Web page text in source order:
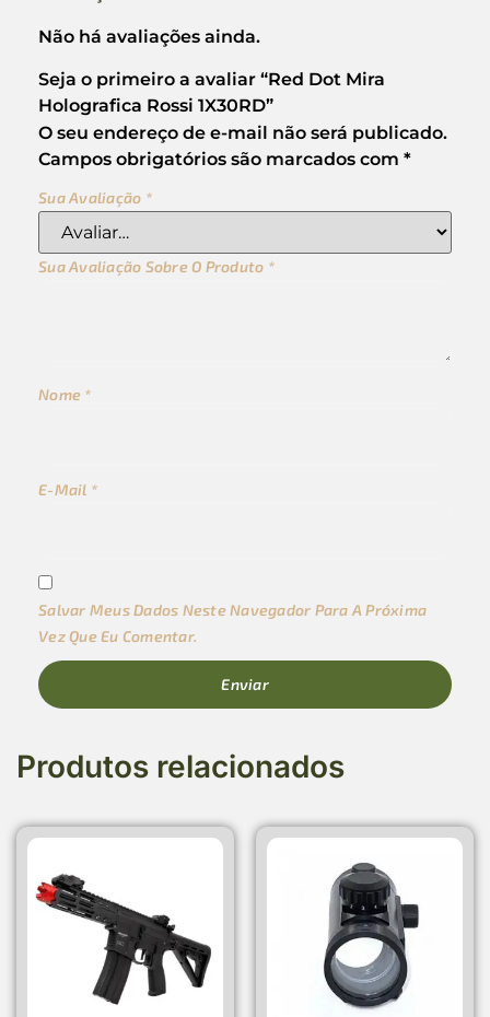
Não há avaliações ainda.
Seja o primeiro a avaliar “Red Dot Mira
Holografica Rossi 1X30RD”
O seu endereço de e-mail não será publicado.
Campos obrigatórios são marcados com *
Sua Avaliação *
Sua Avaliação Sobre O Produto *
Nome *
E-Mail *
Salvar Meus Dados Neste Navegador Para A Próxima
Vez Que Eu Comentar.
Produtos relacionados